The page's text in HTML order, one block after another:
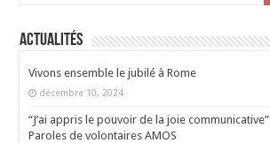
Actualités
Vivons ensemble le jubilé à Rome
décembre 10, 2024
“J’ai appris le pouvoir de la joie communicative”
Paroles de volontaires AMOS